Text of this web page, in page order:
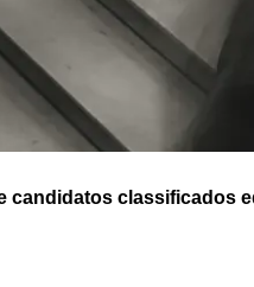
classificados